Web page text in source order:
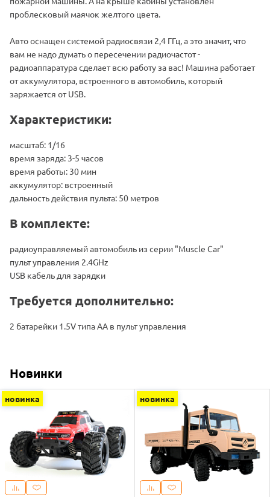
проблесковый маячок желтого цвета.
Авто оснащен системой радиосвязи 2,4 ГГц, а это значит, что
вам не надо думать о пересечении радиочастот -
радиоаппаратура сделает всю работу за вас! Машина работает
от аккумулятора, встроенного в автомобиль, который
заряжается от USB.
Характеристики:
масштаб: 1/16
время заряда: 3-5 часов
время работы: 30 мин
аккумулятор: встроенный
дальность действия пульта: 50 метров
В комплекте:
радиоуправляемый автомобиль из серии "Muscle Сar"
пульт управления 2.4GHz
USB кабель для зарядки
Требуется дополнительно:
2 батарейки 1.5V типа AA в пульт управления
Новинки
новинка новинка